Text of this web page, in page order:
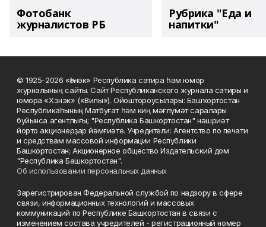
Фотобанк
журналистов РБ
Рубрика "Еда и
напитки"
© 1925-2026 «Һәнәк» Республика сатира һәм юмор
журналының сайты. Сайт Республиканского журнала сатиры и
юмора «Хэнэк» («Вилы»). Ойоштороусылары: Башҡортостан
Республикаһының Матбуғат һәм киң мәғлүмәт саралары
буйынса агентлығы; "Республика Башкортостан" нәшриәт
йорто акционерҙар йәмғиәте. Учредители: Агентство по печати
и средствам массовой информации Республики
Башкортостан; Акционерное общество Издательский дом
"Республика Башкортостан".
Об использовании персональных данных
Зарегистрирован Федеральной службой по надзору в сфере
связи, информационных технологий и массовых
коммуникаций по Республике Башкортостан в связи с
изменением состава учредителей - регистрационный номер